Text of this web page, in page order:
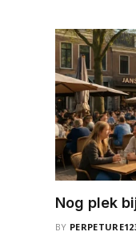
Nog plek
BY